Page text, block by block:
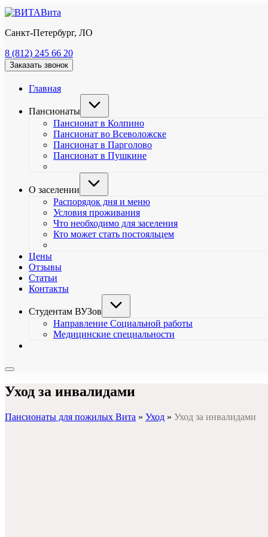
Вита
Санкт-Петербург, ЛО
8 (812) 245 66 20
Заказать звонок
Главная
Пансионаты
Пансионат в Колпино
Пансионат во Всеволожске
Пансионат в Парголово
Пансионат в Пушкине
О заселении
Распорядок дня и меню
Условия проживания
Что необходимо для заселения
Кто может стать постояльцем
Цены
Отзывы
Статьи
Контакты
Студентам ВУЗов
Направление Социальной работы
Медицинские специальности
Уход за инвалидами
Пансионаты для пожилых Вита » Уход » Уход за инвалидами